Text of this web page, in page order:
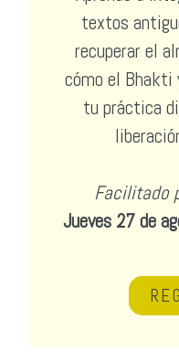
textos
recuperar el
cómo el Bhakti
tu práctica
Facilitado
Jueves 27 de